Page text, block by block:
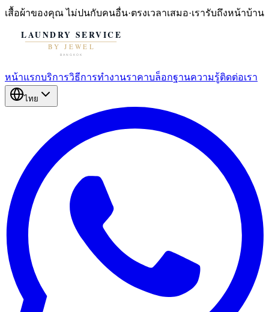
เสื้อผ้าของคุณ ไม่ปนกับคนอื่น·ตรงเวลาเสมอ·เรารับถึงหน้าบ้าน
หน้าแรกบริการวิธีการทำงานราคาบล็อกฐานความรู้ติดต่อเรา
ไทย